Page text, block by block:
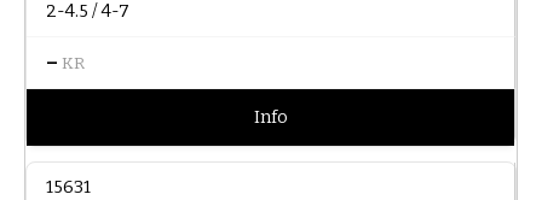
2-4.5 / 4-7
– KR
Info
15631